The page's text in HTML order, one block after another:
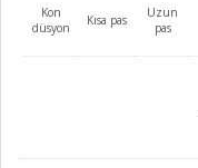
Kon
düsyon
Kısa pas
Uzun
pas